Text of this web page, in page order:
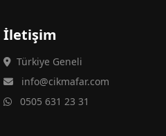
İletişim
Türkiye Geneli
info@cikmafar.com
0505 631 23 31